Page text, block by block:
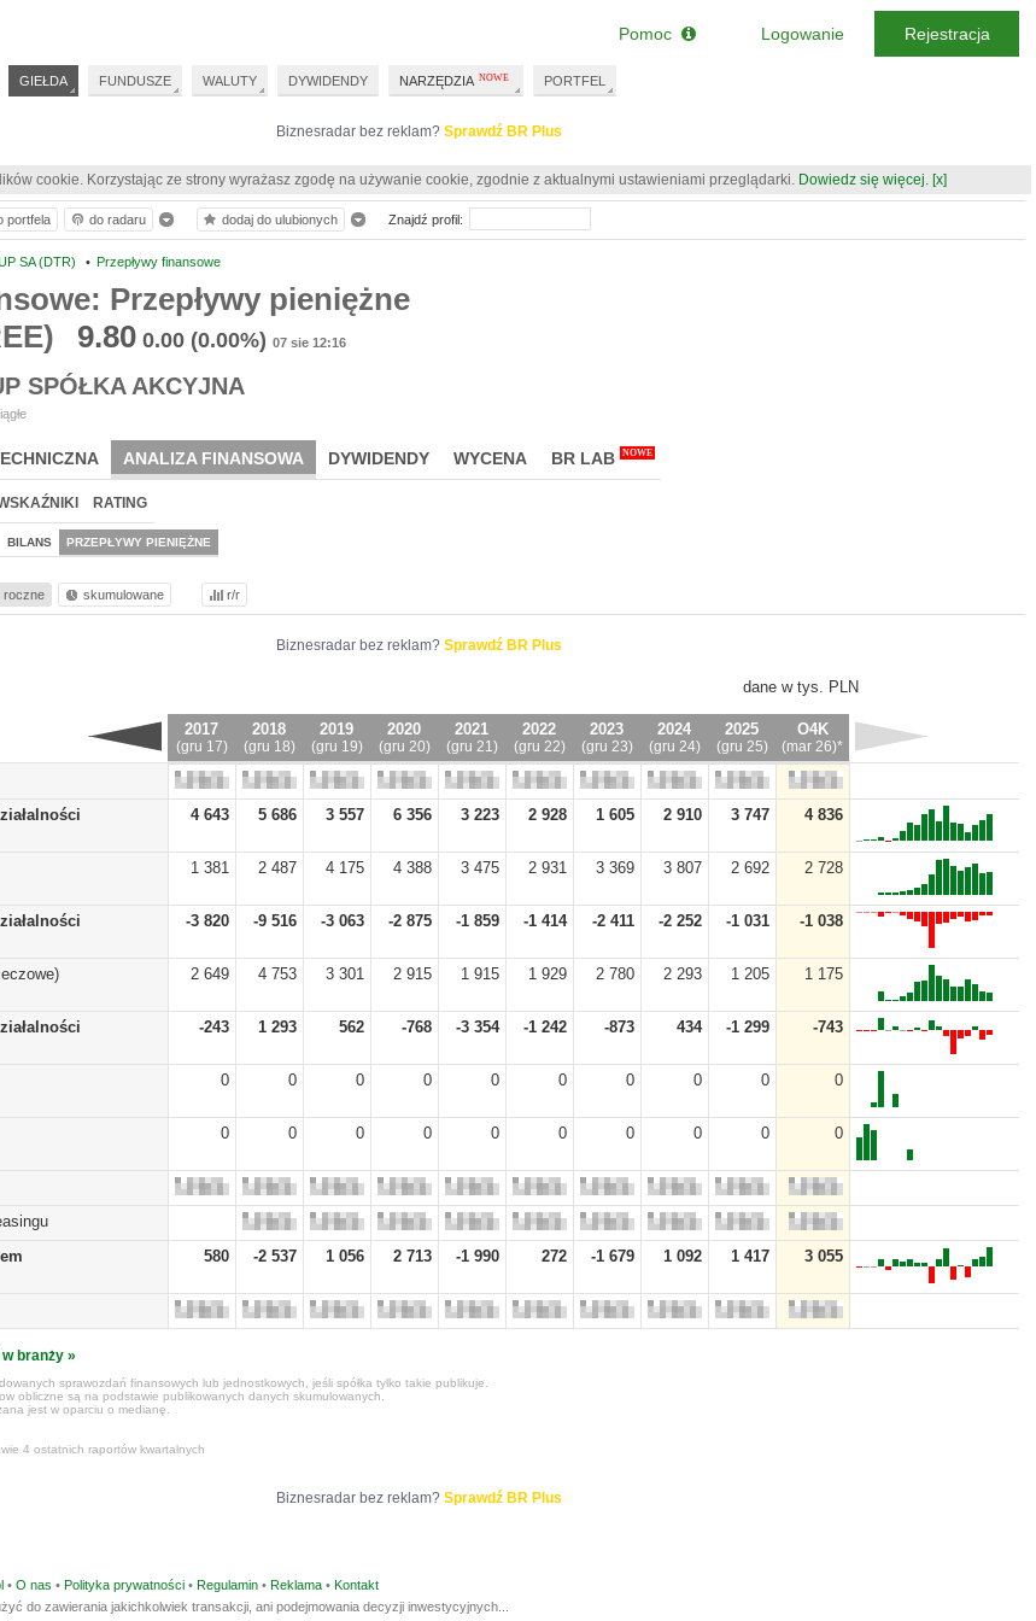
Biznesradar bez reklam? Sprawdź BR Plus
cookie. Korzystając ze strony wyrażasz zgodę na używanie cookie, zgodnie z aktualnymi ustawieniami przeglądarki. Dowiedz się więcej. [x]
SA (DTR) • Przepływy finansowe
Przepływy pieniężne
9.80 0.00 (0.00%) 07 sie 12:16
SPÓŁKA AKCYJNA
ANALIZA FINANSOWA DYWIDENDY WYCENA BR LAB NOWE
RATING
BILANS PRZEPŁYWY PIENIĘŻNE
roczne skumulowane r/r
Biznesradar bez reklam? Sprawdź BR Plus
dane w tys. PLN
2017
(gru 17)
2018
(gru 18)
2019
(gru 19)
2020
(gru 20)
2021
(gru 21)
2022
(gru 22)
2023
(gru 23)
2024
(gru 24)
2025
(gru 25)
O4K
(mar 26)*
4 643 5 686 3 557 6 356 3 223 2 928 1 605 2 910 3 747 4 836
1 381 2 487 4 175 4 388 3 475 2 931 3 369 3 807 2 692 2 728
-3 820 -9 516 -3 063 -2 875 -1 859 -1 414 -2 411 -2 252 -1 031 -1 038
2 649 4 753 3 301 2 915 1 915 1 929 2 780 2 293 1 205 1 175
-243 1 293 562 -768 -3 354 -1 242 -873 434 -1 299 -743
0 0 0 0 0 0 0 0 0 0
0 0 0 0 0 0 0 0 0 0
580 -2 537 1 056 2 713 -1 990 272 -1 679 1 092 1 417 3 055
branży »
sprawozdań finansowych lub jednostkowych, jeśli spółka tylko takie publikuje.
obliczne są na podstawie publikowanych danych skumulowanych.
jest w oparciu o medianę.
4 ostatnich raportów kwartalnych
Biznesradar bez reklam? Sprawdź BR Plus
portfela do radaru dodaj do ulubionych Znajdź profil:
GIEŁDA FUNDUSZE WALUTY DYWIDENDY NARZĘDZIA PORTFEL
Pomoc Logowanie Rejestracja
• O nas • Polityka prywatności • Regulamin • Reklama • Kontakt
do zawierania jakichkolwiek transakcji, ani podejmowania decyzji inwestycyjnych...